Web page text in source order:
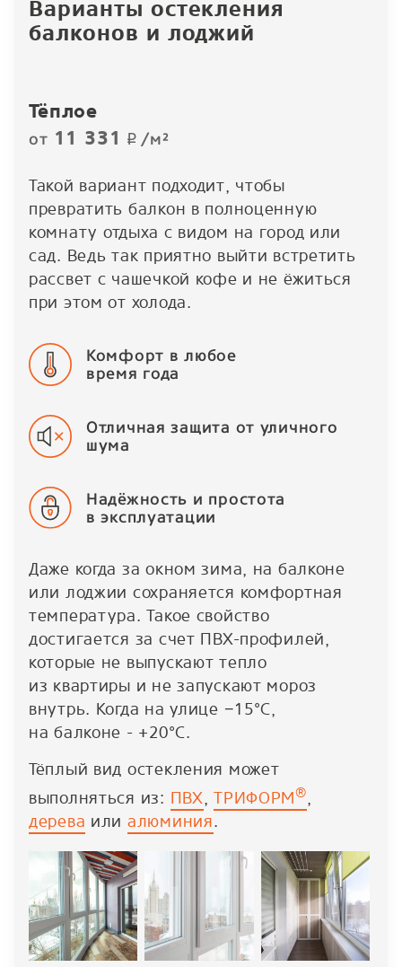
Варианты остекления
балконов и лоджий
Тёплое
от 11 331 p/м²
Такой вариант подходит, чтобы
превратить балкон в полноценную
комнату отдыха с видом на город или
сад. Ведь так приятно выйти встретить
рассвет с чашечкой кофе и не ёжиться
при этом от холода.
Комфорт в любое
время года
Отличная защита от уличного
шума
Надёжность и простота
в эксплуатации
Даже когда за окном зима, на балконе
или лоджии сохраняется комфортная
температура. Такое свойство
достигается за счет ПВХ-профилей,
которые не выпускают тепло
из квартиры и не запускают мороз
внутрь. Когда на улице −15°С,
на балконе - +20°С.
Тёплый вид остекления может
выполняться из: ПВХ,ТРИФОРМ®,
дерева или алюминия.